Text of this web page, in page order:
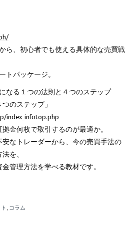
ら、初心者でも使える具体的な売買戦
トパッケージ。
なる１つの法則と４つのステップ
のステップ」
index_infotop.php
金何枚で取引するのが最適か。
なトレーダーから、今の売買手法の
を、
管理方法を学べる教材です。
コラム